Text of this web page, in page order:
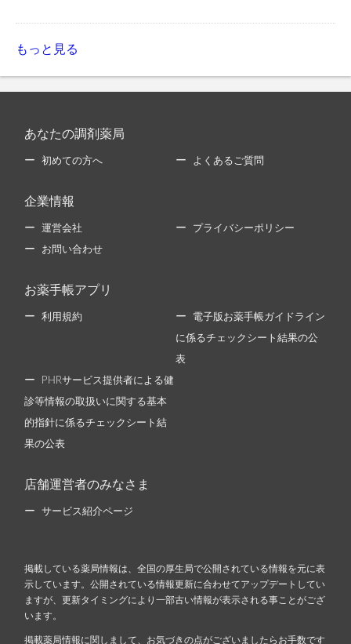
もっと見る
あなたの調剤薬局
初めての方へ よくあるご質問
企業情報
運営会社 プライバシーポリシー
お問い合わせ
お薬手帳アプリ
利用規約 電子版お薬手帳ガイドライン
に係るチェックシート結果の公
表
PHRサービス提供者による健
診等情報の取扱いに関する基本
的指針に係るチェックシート結
果の公表
店舗運営者のみなさま
サービス紹介ページ
掲載している薬局情報は、全国の厚生局で公開されている情報を元に表
示しています。公開されている情報更新に合わせてアップデートしてい
ますが、更新タイミングにより一部古い情報が表示される事ことがござ
います。
掲載薬局情報に関しまして、お気づきの点がございましたらお手数です